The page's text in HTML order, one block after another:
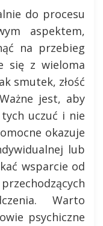
do procesu
aspektem,
na przebieg
się z wieloma
smutek, złość
jest, aby
uczuć i nie
okazuje
lub
wsparcie od
Warto
psychiczne